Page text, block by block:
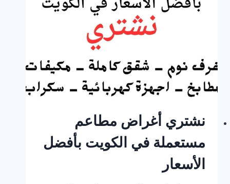
نشتري أغراض مطاعم
مستعملة في الكويت بأفضل
الأسعار